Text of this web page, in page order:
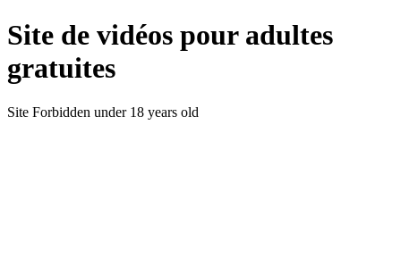
Site de vidéos pour adultes
gratuites
Site Forbidden under 18 years old